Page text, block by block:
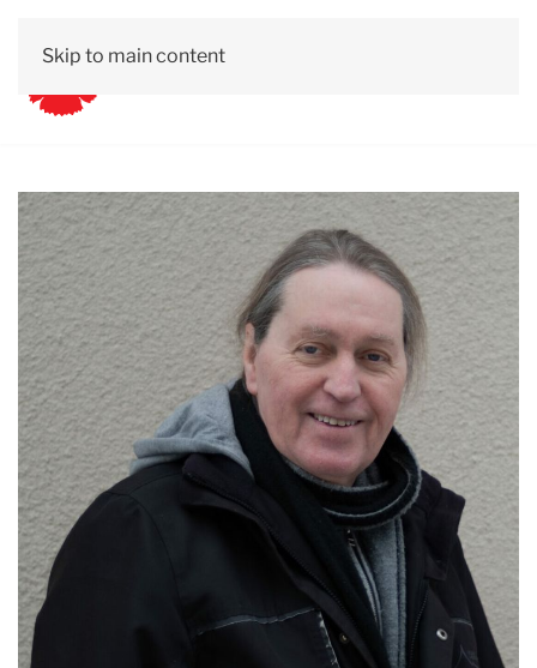
Skip to main content